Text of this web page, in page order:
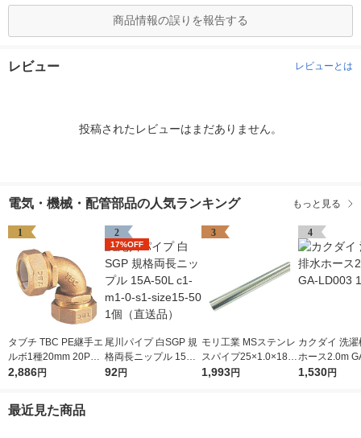
商品情報の誤りを報告する
レビュー レビューとは
投稿されたレビューはまだありません。
電気・機械・配管部品の人気ランキング もっと見る
1
タブチ TBC PE継手エ
ルボ1種20mm 20PE-
1 1個 282-3187（直
2,886円
2
17%OFF
尾川パイプ 白SGP 規
格両長ニップル 15A-5
0L c1-m1-0-s1-size15
92円
3
モリ工業 MSステンレ
スパイプ25×1.0×182
0 MS 25/1820 1本 83
1,993円
4
カクダイ 洗
ホース2.0m
3 1本
1,530円
最近見た商品